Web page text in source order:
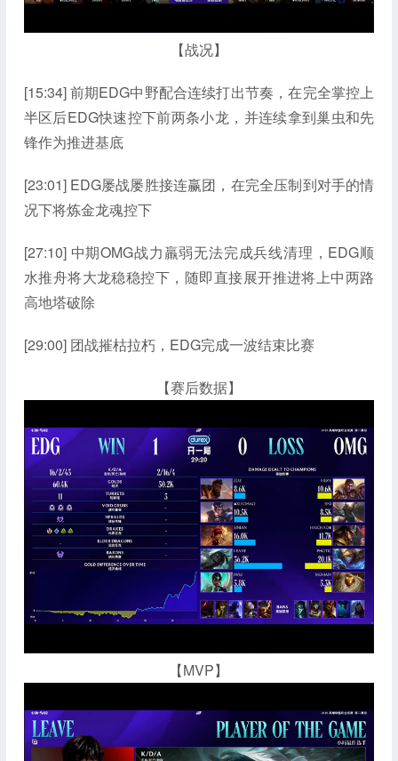
【战况】
[15:34] 前期EDG中野配合连续打出节奏，在完全掌控上
半区后EDG快速控下前两条小龙，并连续拿到巢虫和先
锋作为推进基底
[23:01] EDG屡战屡胜接连赢团，在完全压制到对手的情
况下将炼金龙魂控下
[27:10] 中期OMG战力羸弱无法完成兵线清理，EDG顺
水推舟将大龙稳稳控下，随即直接展开推进将上中两路
高地塔破除
[29:00] 团战摧枯拉朽，EDG完成一波结束比赛
【赛后数据】
【MVP】